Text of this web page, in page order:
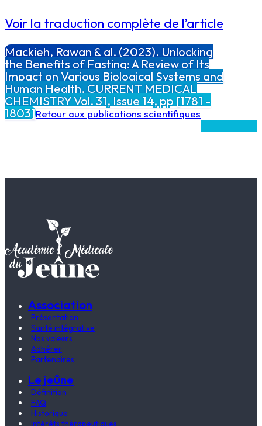
Voir la traduction complète de l’article
Mackieh, Rawan & al. (2023). Unlocking
the Benefits of Fasting: A Review of Its
Impact on Various Biological Systems and
Human Health. CURRENT MEDICAL
CHEMISTRY Vol. 31, Issue 14, pp [1781 -
1803]Retour aux publications scientifiques
Association
Présentation
Santé intégrative
Nos valeurs
Adhérer
Partenaires
Le jeûne
Définition
FAQ
Historique
Intérêts thérapeutiques